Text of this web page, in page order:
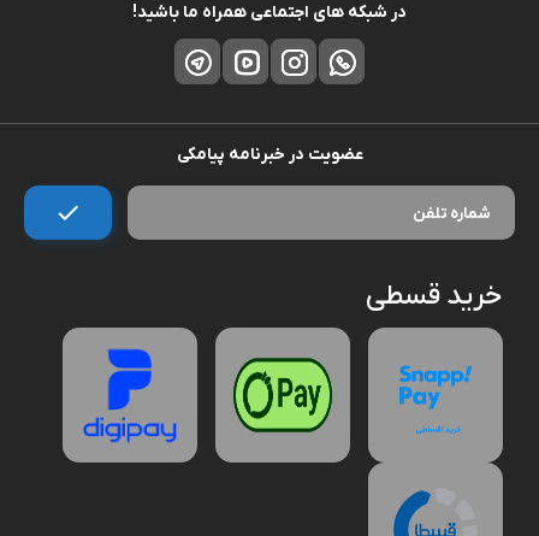
در شبکه های اجتماعی همراه ما باشید!
عضویت در خبرنامه پیامکی
خرید قسطی